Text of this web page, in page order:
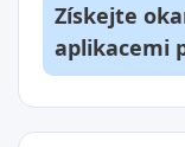
Získejte
aplikacemi